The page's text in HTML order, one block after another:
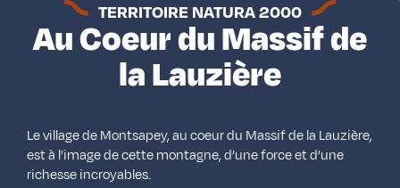
TERRITOIRE NATURA 2000
Au Coeur du Massif de
la Lauzière
Le village de Montsapey, au coeur du Massif de la Lauzière,
est à l’image de cette montagne, d’une force et d’une
richesse incroyables.